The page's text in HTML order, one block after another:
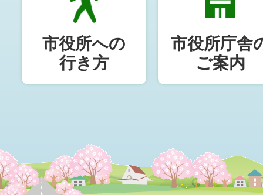
市役所への
行き方
市役所庁舎
ご案内